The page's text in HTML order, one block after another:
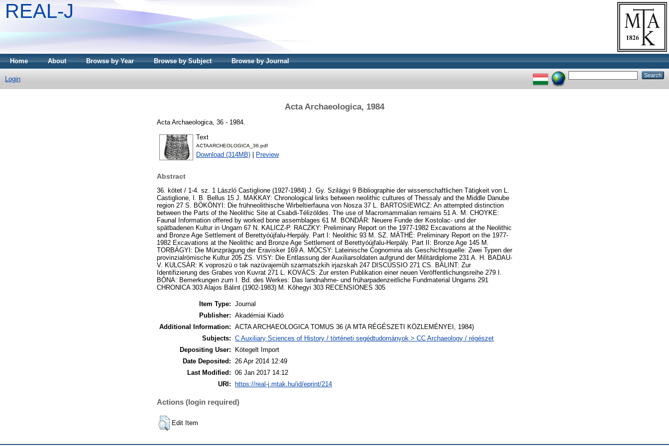
REAL-J
Home About Browse by Year Browse by Subject Browse by Journal
Login
Acta Archaeologica, 1984
Acta Archaeologica, 36 - 1984.
Text
ACTAARCHEOLOGICA_36.pdf
Download (314MB) Preview
Abstract
36. kötet / 1-4. sz. 1 László Castiglione (1927-1984) J. Gy. Szilágyi 9 Bibliographie der wissenschaftlichen Tätigkeit von L.
Castiglione, I. B. Bellus 15 J. MAKKAY: Chronological links between neolithic cultures of Thessaly and the Middle Danube
region 27 S. BÖKÖNYI: Die frühneolithische Wirbeltierfauna von Nosza 37 L. BARTOSIEWICZ: An attempted distinction
between the Parts of the Neolithic Site at Csabdi-Télizöldes. The use of Macromammalian remains 51 A. M. CHOYKE:
Faunal Information offered by worked bone assemblages 61 M. BONDÁR: Neuere Funde der Kostolac- und der
spätbadenen Kultur in Ungarn 67 N. KALICZ-P. RACZKY: Preliminary Report on the 1977-1982 Excavations at the Neolithic
and Bronze Age Settlement of Berettyóújfalu-Herpály. Part I: Neolithic 93 M. SZ. MÁTHÉ: Preliminary Report on the 1977-
1982 Excavations at the Neolithic and Bronze Age Settlement of Berettyóújfalu-Herpály. Part II: Bronze Age 145 M.
TORBÁGYI: Die Münzprägung der Eravisker 169 A. MÓCSY: Lateinische Cognomina als Geschichtsquelle: Zwei Typen der
provinzialrömische Kultur 205 ZS. VISY: Die Entlassung der Auxiliarsoldaten aufgrund der Militärdiplome 231 A. H. BADAU-
V. KULCSÁR: K voproszü o tak nazüvajemüh szarmatszkih irjazskah 247 DISCUSSIO 271 CS. BÁLINT: Zur
Identifizierung des Grabes von Kuvrat 271 L. KOVÁCS: Zur ersten Publikation einer neuen Veröffentlichungsreihe 279 I.
BÓNA: Bemerkungen zum I. Bd. des Werkes: Das landnahme- und früharpadenzeitliche Fundmaterial Ungarns 291
CHRONICA 303 Alajos Bálint (1902-1983) M. Kõhegyi 303 RECENSIONES 305
Item Type: Journal
Publisher: Akadémiai Kiadó
Additional Information: ACTA ARCHAEOLOGICA TOMUS 36 (A MTA RÉGÉSZETI KÖZLEMÉNYEI, 1984)
Subjects: C Auxiliary Sciences of History / történeti segédtudományok > CC Archaeology / régészet
Depositing User:
Kötegelt Import
Date Deposited:
26 Apr 2014 12:49
Last Modified: 06 Jan 2017 14:12
URI: https://real-j.mtak.hu/id/eprint/214
Actions (login required)
Edit Item